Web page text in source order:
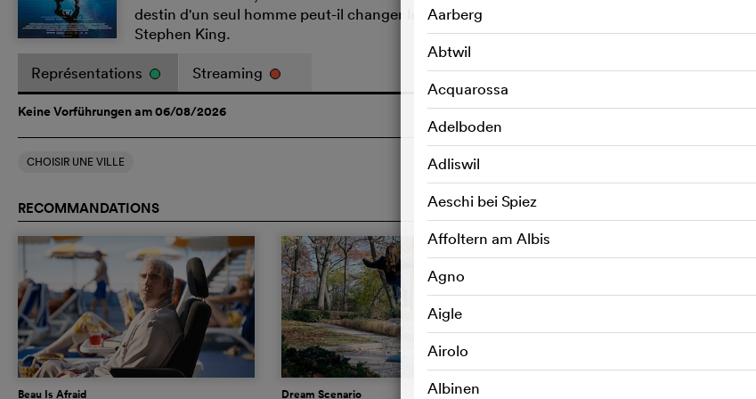
destin d'un seul homme peut-il changer le monde entier ? – D'après la nouvelle éponyme de
Stephen King.
Représentations Streaming
Keine Vorführungen am 06/08/2026
CHOISIR UNE VILLE
Aarberg
Abtwil
Acquarossa
Adelboden
Adliswil
Aeschi bei Spiez
Affoltern am Albis
Agno
Aigle
Airolo
Albinen
RECOMMANDATIONS
Beau Is Afraid Dream Scenario